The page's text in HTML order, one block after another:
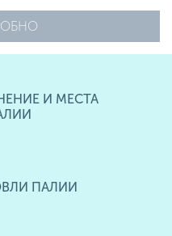
И МЕСТА
ПАЛИИ